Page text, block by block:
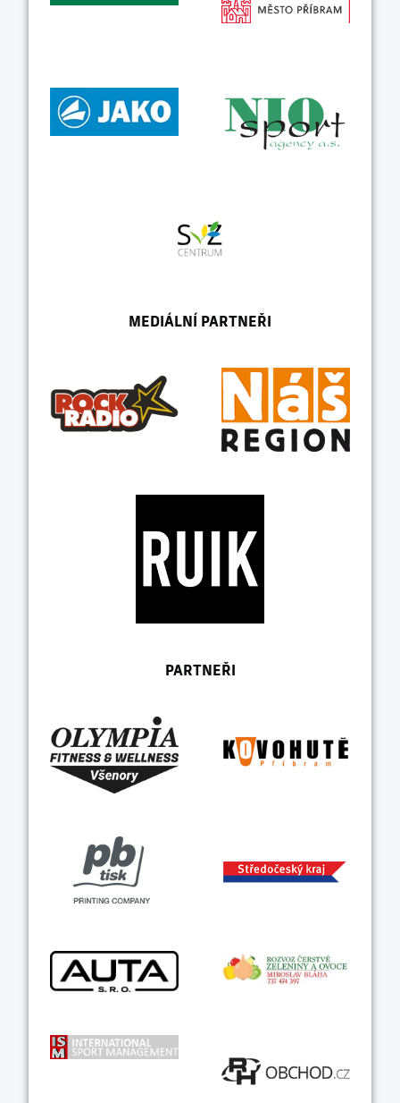
MEDIÁLNÍ PARTNEŘI
PARTNEŘI